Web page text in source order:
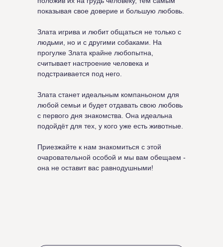
показывая свое доверие и большую любовь.
Злата игрива и любит общаться не только с
людьми, но и с другими собаками. На
прогулке Злата крайне любопытна,
считывает настроение человека и
подстраивается под него.
Злата станет идеальным компаньоном для
любой семьи и будет отдавать свою любовь
с первого дня знакомства. Она идеальна
подойдёт для тех, у кого уже есть животные.
Приезжайте к нам знакомиться с этой
очаровательной особой и мы вам обещаем -
она не оставит вас равнодушными!